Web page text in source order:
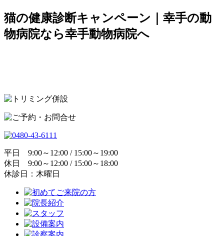
猫の健康診断キャンペーン｜幸手の動
物病院なら幸手動物病院へ
平日 9:00～12:00 / 15:00～19:00
休日 9:00～12:00 / 15:00～18:00
休診日：木曜日